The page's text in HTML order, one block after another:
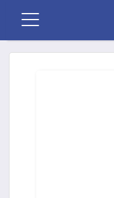
Toggle